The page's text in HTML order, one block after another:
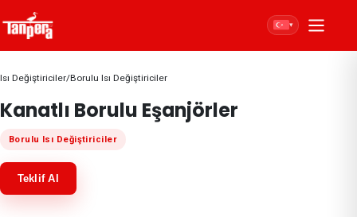
▾
Isı Değiştiriciler/Borulu Isı Değiştiriciler
Kanatlı Borulu Eşanjörler
Borulu Isı Değiştiriciler
Teklif Al